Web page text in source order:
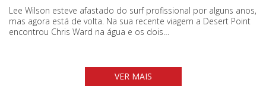
Lee Wilson esteve afastado do surf profissional por alguns anos,
mas agora está de volta. Na sua recente viagem a Desert Point
encontrou Chris Ward na água e os dois…
VER MAIS